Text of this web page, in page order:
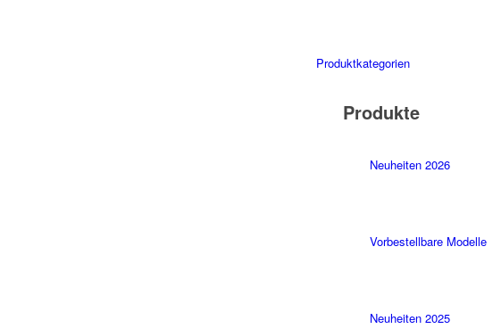
Produktkategorien
Produkte
Neuheiten 2026
Vorbestellbare Modelle
Neuheiten 2025